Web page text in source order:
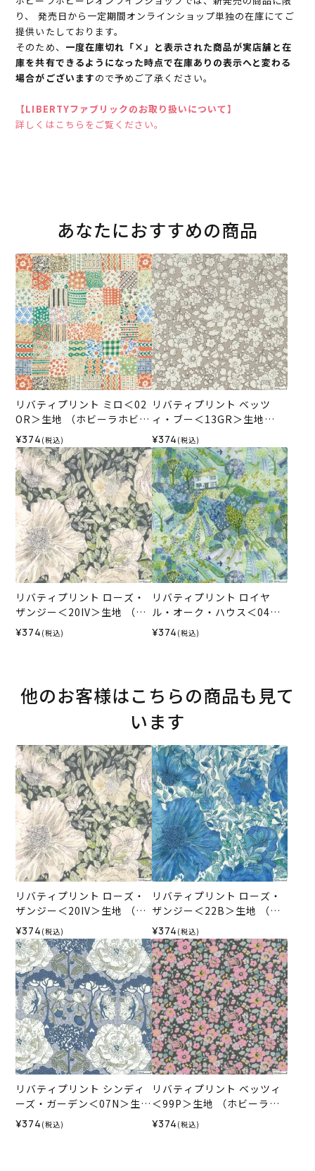
り、 発売日から一定期間オンラインショップ単独の在庫にてご
提供いたしております。
そのため、 一度在庫切れ「×」と表示された商品が実店舗と在
庫を共有できるようになった時点で在庫ありの表示へと変わる
場合がございますので予めご了承ください。
【LIBERTYファブリックのお取り扱いについて】
詳しくはこちらをご覧ください。
あなたにおすすめの商品
リバティプリント ミロ＜02
OR＞生地 （ホビーラホビー
レオリジナル）2026SS
¥374 (税込)
リバティプリント ベッツ
ィ・ブー＜13GR＞生地
（ホビーラホビーレオリジ
ナル）2026SS
¥374 (税込)
リバティプリント ローズ・
ザンジー＜20IV＞生地 （ホ
ビーラホビーレオリジナ
ル）2026SS
¥374 (税込)
リバティプリント ロイヤ
ル・オーク・ハウス＜04G
＞生地 （ホビーラホビーレ
オリジナル）2026SS
¥374 (税込)
他のお客様はこちらの商品も見て
います
リバティプリント ローズ・
ザンジー＜20IV＞生地 （ホ
ビーラホビーレオリジナ
ル）2026SS
¥374 (税込)
リバティプリント ローズ・
ザンジー＜22B＞生地 （ホ
ビーラホビーレオリジナ
ル）2026SS
¥374 (税込)
リバティプリント シンディ
ーズ・ガーデン＜07N＞生
地 （ホビーラホビーレオリ
ジナル）2026ES
¥374 (税込)
リバティプリント ベッツィ
＜99P＞生地 （ホビーラホ
ビーレオリジナル）2026SS
¥374 (税込)